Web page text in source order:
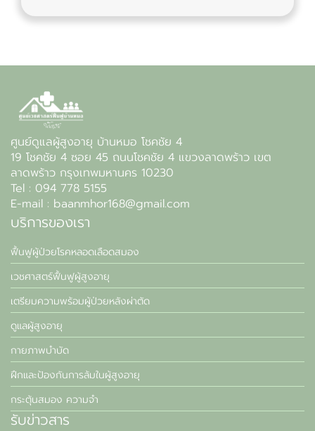
ศูนย์ดูแลผู้สูงอายุ บ้านหมอ โชคชัย 4
19 โชคชัย 4 ซอย 45 ถนนโชคชัย 4 แขวงลาดพร้าว เขต
ลาดพร้าว กรุงเทพมหานคร 10230
Tel : 094 778 5155
E-mail : baanmhor168@gmail.com
บริการของเรา
ฟื้นฟูผู้ป่วยโรคหลอดเลือดสมอง
เวชศาสตร์ฟื้นฟูผู้สูงอายุ
เตรียมความพร้อมผู้ป่วยหลังผ่าตัด
ดูแลผู้สูงอายุ
กายภาพบำบัด
ฝึกและป้องกันการล้มในผู้สูงอายุ
กระตุ้นสมอง ความจำ
รับข่าวสาร